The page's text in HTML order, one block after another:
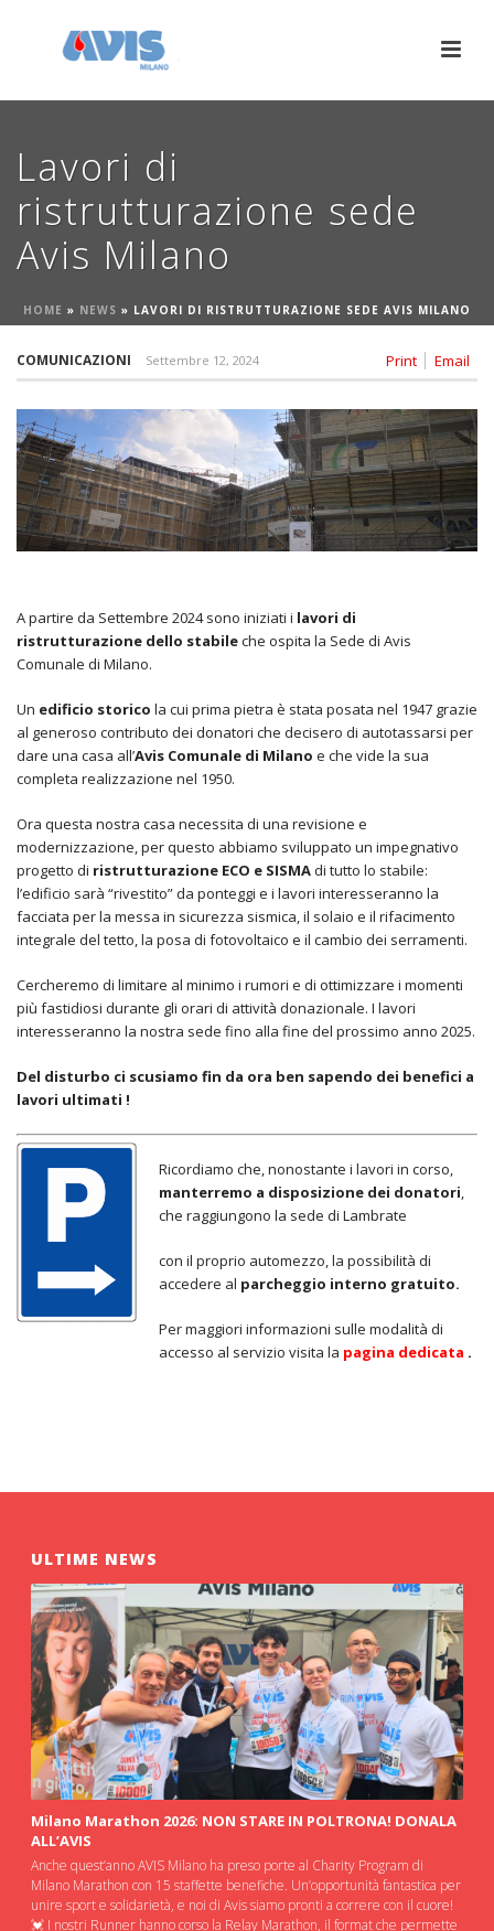
Lavori di
ristrutturazione sede
Avis Milano
HOME » NEWS » LAVORI DI RISTRUTTURAZIONE SEDE AVIS MILANO
Print Email
COMUNICAZIONI Settembre 12, 2024
A partire da Settembre 2024 sono iniziati i lavori di
ristrutturazione dello stabileche ospita la Sede di Avis
Comunale di Milano.
Un edificio storico la cui prima pietra è stata posata nel 1947 grazie
al generoso contributo dei donatori che decisero di autotassarsi per
dare una casa all’Avis Comunale di Milano e che vide la sua
completa realizzazione nel 1950.
Ora questa nostra casa necessita di una revisione e
modernizzazione, per questo abbiamo sviluppato un impegnativo
progetto di ristrutturazione ECO e SISMAdi tutto lo stabile:
l’edificio sarà “rivestito” da ponteggi e i lavori interesseranno la
facciata per la messa in sicurezza sismica, il solaio e il rifacimento
integrale del tetto, la posa di fotovoltaico e il cambio dei serramenti.
Cercheremo di limitare al minimo i rumori e di ottimizzare i momenti
più fastidiosi durante gli orari di attività donazionale. I lavori
interesseranno la nostra sede fino alla fine del prossimo anno 2025.
Del disturbo ci scusiamo fin da ora ben sapendo dei benefici a
lavori ultimati !
Ricordiamo che, nonostante i lavori in corso,
manterremo a disposizione dei donatori,
che raggiungono la sede di Lambrate
con il proprio automezzo, la possibilità di
accedere al parcheggio interno gratuito.
Per maggiori informazioni sulle modalità di
accesso al servizio visita la pagina dedicata .
ULTIME NEWS
Milano Marathon 2026: NON STARE IN POLTRONA! DONALA
ALL’AVIS
Anche quest’anno AVIS Milano ha preso porte al Charity Program di
Milano Marathon con 15 staffette benefiche. Un’opportunità fantastica per
unire sport e solidarietà, e noi di Avis siamo pronti a correre con il cuore!
💓 I nostri Runner hanno corso la Relay Marathon, il format che permette